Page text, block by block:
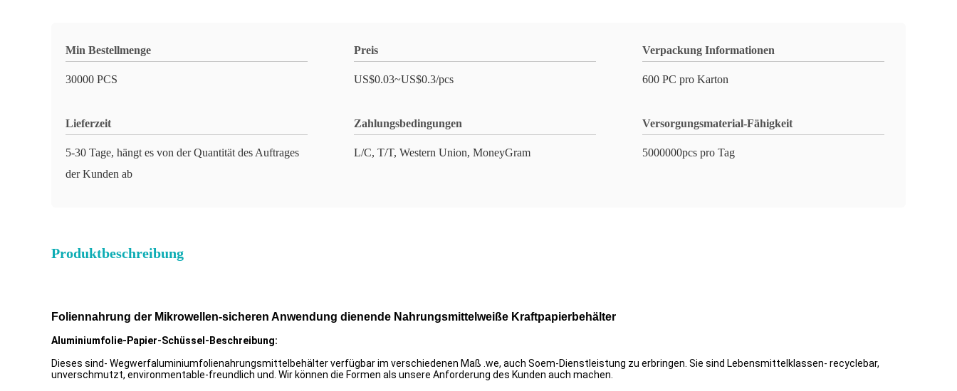
Min Bestellmenge
30000 PCS
Preis
US$0.03~US$0.3/pcs
Verpackung Informationen
600 PC pro Karton
Lieferzeit
5-30 Tage, hängt es von der Quantität des Auftrages
der Kunden ab
Zahlungsbedingungen
L/C, T/T, Western Union, MoneyGram
Versorgungsmaterial-Fähigkeit
5000000pcs pro Tag
Produktbeschreibung
Foliennahrung der Mikrowellen-sicheren Anwendung dienende Nahrungsmittelweiße Kraftpapierbehälter
Aluminiumfolie-Papier-Schüssel-Beschreibung:
Dieses sind- Wegwerfaluminiumfolienahrungsmittelbehälter verfügbar im verschiedenen Maß .we, auch Soem-Dienstleistung zu erbringen. Sie sind Lebensmittelklassen- recyclebar,
unverschmutzt, environmentable-freundlich und. Wir können die Formen als unsere Anforderung des Kunden auch machen.